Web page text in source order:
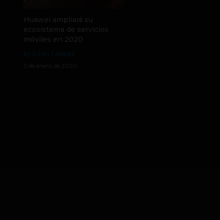
Huawei ampliará su
ecosistema de servicios
móviles en 2020
3 de enero de 2020